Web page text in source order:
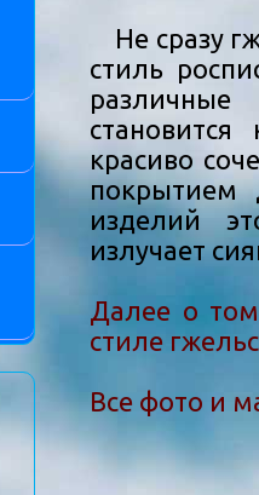
Не сразу
стиль
красиво
покрытием
изделий
излучает
Далее о
стиле
Все фото и